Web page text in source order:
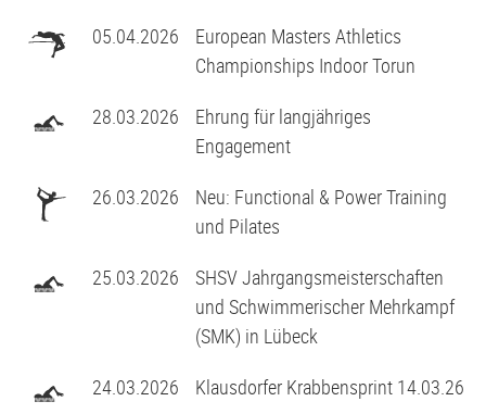
05.04.2026
European Masters Athletics
Championships Indoor Torun
28.03.2026
Ehrung für langjähriges
Engagement
26.03.2026
Neu: Functional & Power Training
und Pilates
25.03.2026
SHSV Jahrgangsmeisterschaften
und Schwimmerischer Mehrkampf
(SMK) in Lübeck
24.03.2026
Klausdorfer Krabbensprint 14.03.26